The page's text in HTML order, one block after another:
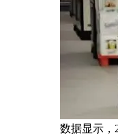
数据显示，